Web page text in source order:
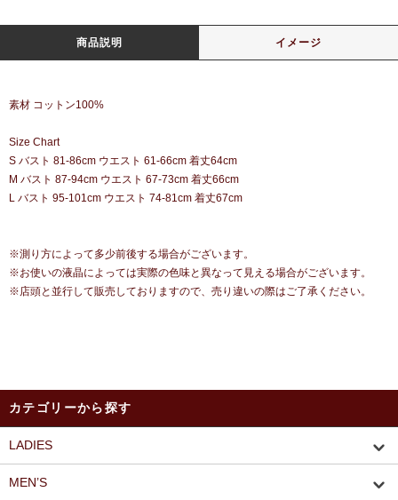
商品説明 イメージ
素材 コットン100%
Size Chart
S バスト 81-86cm ウエスト 61-66cm 着丈64cm
M バスト 87-94cm ウエスト 67-73cm 着丈66cm
L バスト 95-101cm ウエスト 74-81cm 着丈67cm
※測り方によって多少前後する場合がございます。
※お使いの液晶によっては実際の色味と異なって見える場合がございます。
※店頭と並行して販売しておりますので、売り違いの際はご了承ください。
カテゴリーから探す
LADIES
MEN’S